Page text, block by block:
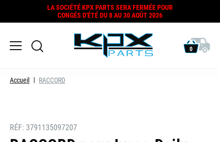
LA SOCIÉTÉ KPX PARTS SERA FERMÉE POUR
CONGÉS D'ÉTÉ DU 8 AU 30 AOÛT 2026
0
Accueil RACCORD
RÉF: 3791135097207